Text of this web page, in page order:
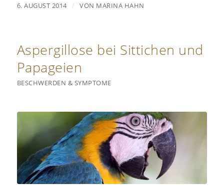
6. AUGUST 2014 / VON MARINA HAHN
Aspergillose bei Sittichen und
Papageien
BESCHWERDEN & SYMPTOME